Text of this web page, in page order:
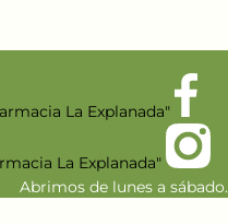
La Explanada"
La Explanada"
Abrimos de lunes a sábado.